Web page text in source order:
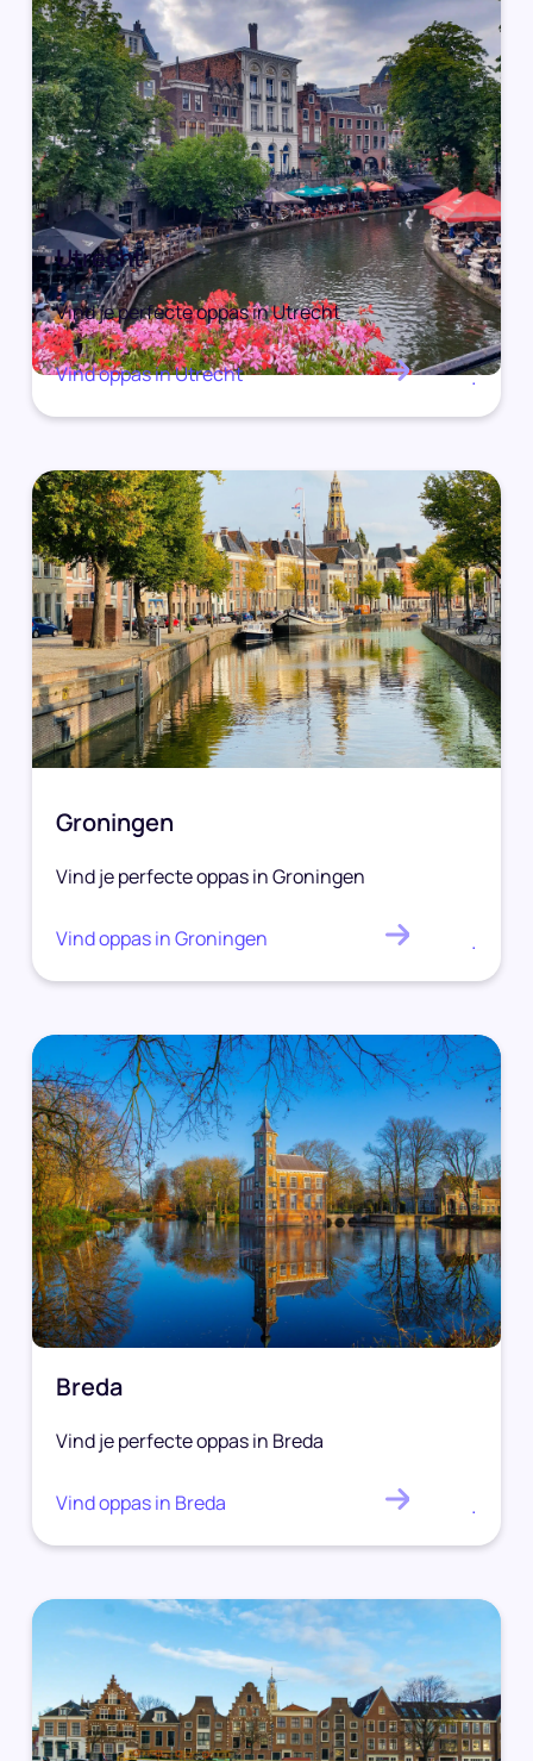
Utrecht
Vind je perfecte oppas in Utrecht
Vind oppas in Utrecht .
Groningen
Vind je perfecte oppas in Groningen
Vind oppas in Groningen .
Breda
Vind je perfecte oppas in Breda
Vind oppas in Breda .